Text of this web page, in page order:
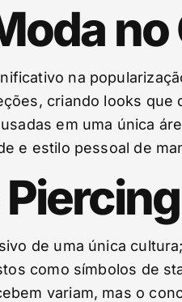
na
criando looks
em uma única
e estilo pessoal de
de uma única
como símbolos de
variam, mas o